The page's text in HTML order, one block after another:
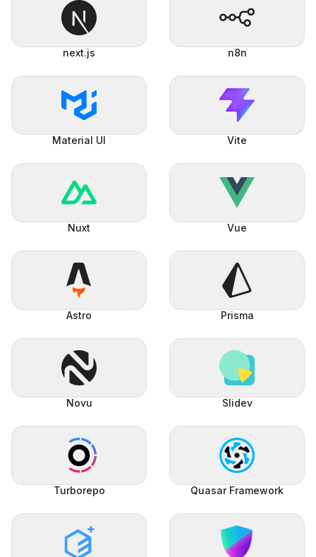
next.js n8n
Material UI Vite
Nuxt Vue
Astro Prisma
Novu Slidev
Turborepo Quasar Framework